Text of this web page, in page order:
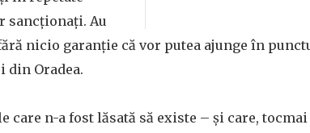
sancționați. Au
nicio garanție că vor putea ajunge în
din Oradea.
care n-a fost lăsată să existe – și care, tocmai